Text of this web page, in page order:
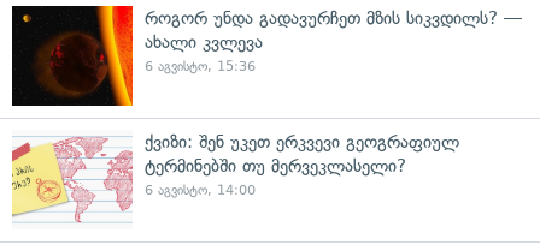
როგორ უნდა გადავურჩეთ მზის სიკვდილს? —
ახალი კვლევა
6 აგვისტო, 15:36
ქვიზი: შენ უკეთ ერკვევი გეოგრაფიულ
ტერმინებში თუ მერვეკლასელი?
6 აგვისტო, 14:00